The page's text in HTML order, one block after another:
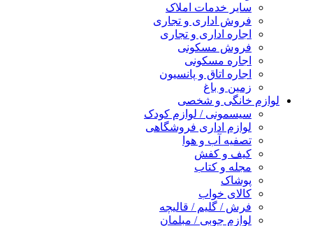
سایر خدمات املاک
فروش اداری و تجاری
اجاره اداری و تجاری
فروش مسکونی
اجاره مسکونی
اجاره اتاق و پانسیون
زمین و باغ
لوازم خانگی و شخصی
سیسمونی / لوازم کودک
لوازم اداری فروشگاهی
تصفیه آب و هوا
کیف و کفش
مجله و کتاب
پوشاک
کالای خواب
فرش / گلیم / قالیچه
لوازم چوبی / مبلمان